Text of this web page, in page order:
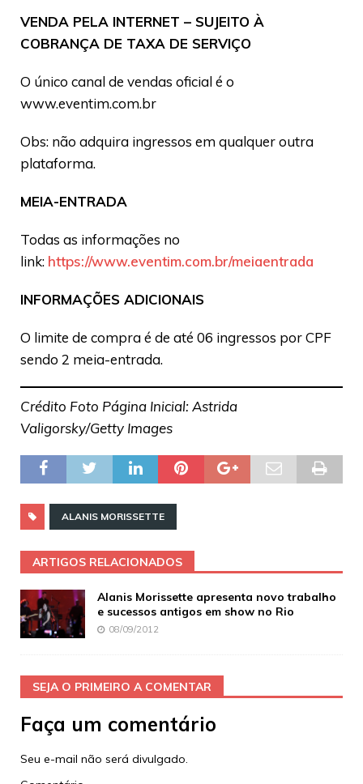
VENDA PELA INTERNET – SUJEITO À
COBRANÇA DE TAXA DE SERVIÇO
O único canal de vendas oficial é o
www.eventim.com.br
Obs: não adquira ingressos em qualquer outra
plataforma.
MEIA-ENTRADA
Todas as informações no
link: https://www.eventim.com.br/meiaentrada
INFORMAÇÕES ADICIONAIS
O limite de compra é de até 06 ingressos por CPF
sendo 2 meia-entrada.
Crédito Foto Página Inicial: Astrida
Valigorsky/Getty Images
ALANIS MORISSETTE
ARTIGOS RELACIONADOS
Alanis Morissette apresenta novo trabalho
e sucessos antigos em show no Rio
08/09/2012
SEJA O PRIMEIRO A COMENTAR
Faça um comentário
Seu e-mail não será divulgado.